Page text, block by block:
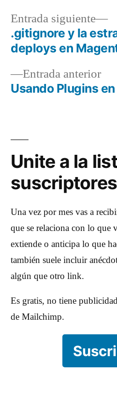
Navegación
entradas
Entrada anterior
Usando Plugins
Entrada siguiente
.gitignore y la
deploys en
Unite a la
suscriptores
Una vez por mes vas a
que se relaciona con lo que
extiende o anticipa lo que
también suele incluir
algún que otro link.
Es gratis, no tiene
de Mailchimp.